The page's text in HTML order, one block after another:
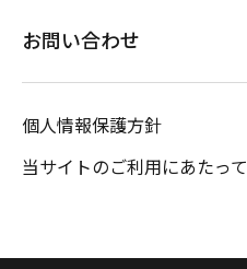
お問い合わせ
個人情報保護方針
当サイトのご利用にあたって